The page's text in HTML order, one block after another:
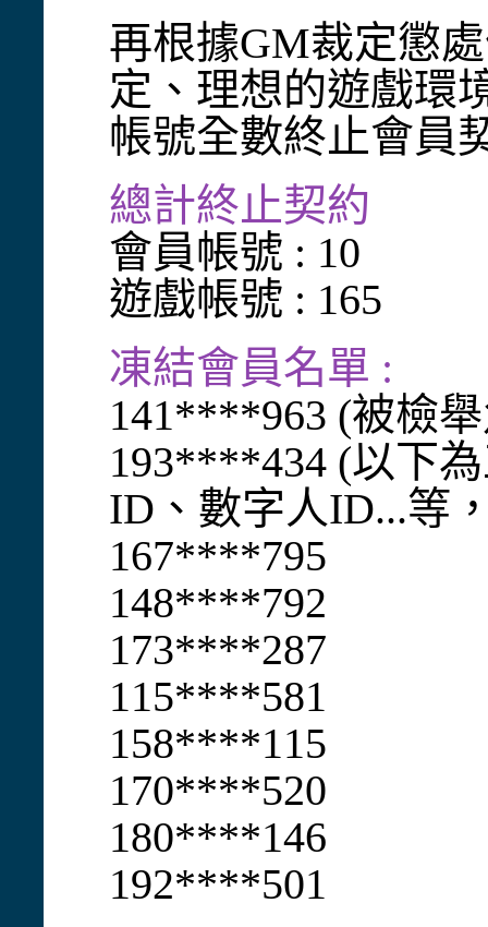
再根據GM裁定懲
定、理想的遊戲環
帳號全數終止會員
總計終止契約
會員帳號 : 10
遊戲帳號 : 165
凍結會員名單 :
141****963 (被檢
193****434 (以下
ID、數字人ID...等
167****795
148****792
173****287
115****581
158****115
170****520
180****146
192****501